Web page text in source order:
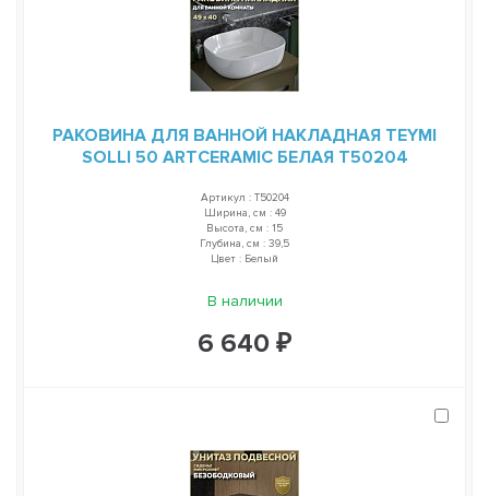
РАКОВИНА ДЛЯ ВАННОЙ НАКЛАДНАЯ TEYMI
SOLLI 50 ARTCERAMIC БЕЛАЯ T50204
Артикул : T50204
Ширина, см : 49
Высота, см : 15
Глубина, см : 39,5
Цвет : Белый
В наличии
6 640 ₽